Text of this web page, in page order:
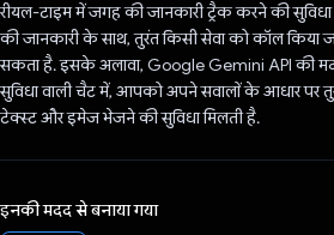
रीयल-टाइम में जगह की जानकारी ट्रैक करने की
की जानकारी के साथ, तुरंत किसी सेवा को कॉल किया
सकता है. इसके अलावा, Google Gemini API की
सुविधा वाली चैट में, आपको अपने सवालों के आधार पर
टेक्स्ट और इमेज भेजने की सुविधा मिलती है.
इनकी मदद से बनाया गया